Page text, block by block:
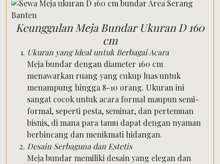
Keunggulan Meja Bundar Ukuran D 160
cm
Ukuran yang Ideal untuk Berbagai Acara
Meja bundar dengan diameter 160 cm
menawarkan ruang yang cukup luas untuk
menampung hingga 8-10 orang. Ukuran ini
sangat cocok untuk acara formal maupun semi-
formal, seperti pesta, seminar, dan pertemuan
bisnis, di mana para tamu dapat dengan nyaman
berbincang dan menikmati hidangan.
Desain Serbaguna dan Estetis
Meja bundar memiliki desain yang elegan dan